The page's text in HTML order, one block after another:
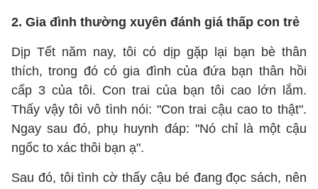
2. Gia đình thường xuyên đánh giá thấp con trẻ
Dịp Tết năm nay, tôi có dịp gặp lại bạn bè thân
thích, trong đó có gia đình của đứa bạn thân hồi
cấp 3 của tôi. Con trai của bạn tôi cao lớn lắm.
Thấy vậy tôi vô tình nói: "Con trai cậu cao to thật".
Ngay sau đó, phụ huynh đáp: "Nó chỉ là một cậu
ngốc to xác thôi bạn ạ".
Sau đó, tôi tình cờ thấy cậu bé đang đọc sách, nên